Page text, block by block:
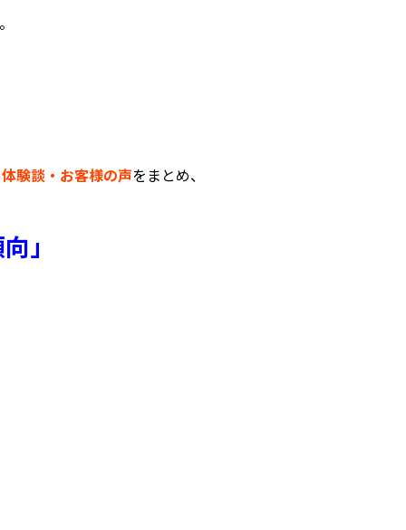
験談・お客様の声をまとめ、
」